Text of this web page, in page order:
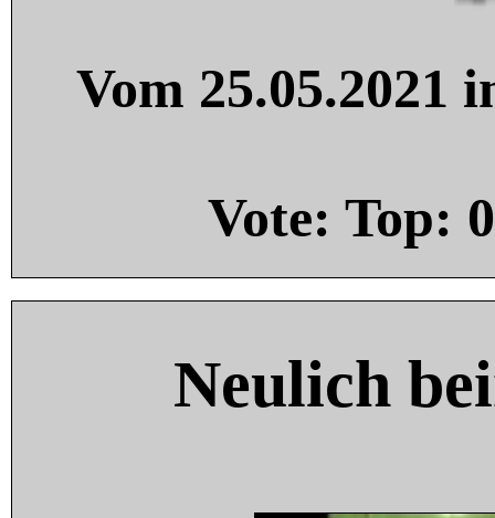
Vom 25.05.2021
Vote: Top: 0
Neulich